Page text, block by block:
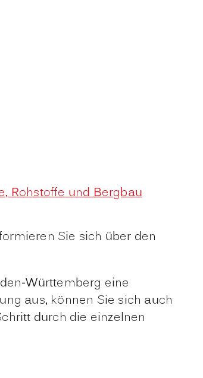
Rohstoffe und Bergbau
Sie sich über den
Württemberg eine
aus, können Sie sich auch
durch die einzelnen